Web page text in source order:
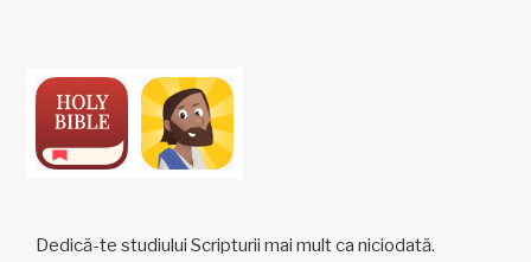
Dedică-te studiului Scripturii mai mult ca niciodată.